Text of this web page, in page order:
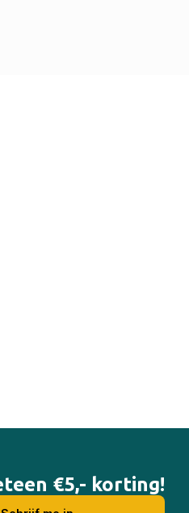
€5,- korting!